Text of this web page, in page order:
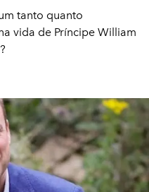
tanto quanto
vida de Príncipe William